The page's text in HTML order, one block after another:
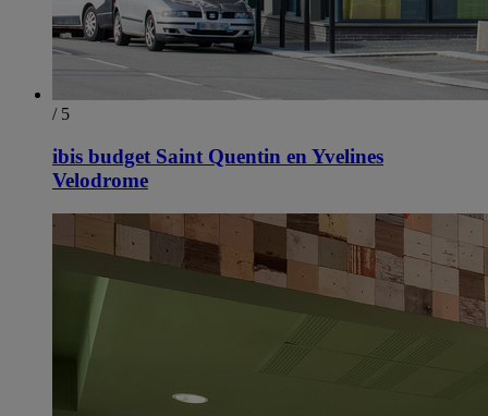
/ 5
ibis budget Saint Quentin en Yvelines
Velodrome